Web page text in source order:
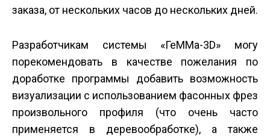
заказа, от нескольких часов до нескольких дней.
Разработчикам системы «ГеММа-3D» могу
порекомендовать в качестве пожелания по
доработке программы добавить возможность
визуализации с использованием фасонных фрез
произвольного профиля (что очень часто
применяется в деревообработке), а также